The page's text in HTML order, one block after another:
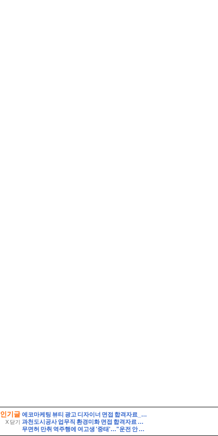
인기글
X 닫기
에코마케팅 뷰티 광고 디자이너 면접 합격자료_1 자기소개 스크립트 및 실제 면접 합격 답안
과천도시공사 업무직 환경미화 면접 합격자료 자기소개 스크립트 및 실제 면접 합격 답안
무면허 만취 역주행에 여고생 '중태'…"운전 안 했다" 거짓말 뒤집은 CCTV 입수